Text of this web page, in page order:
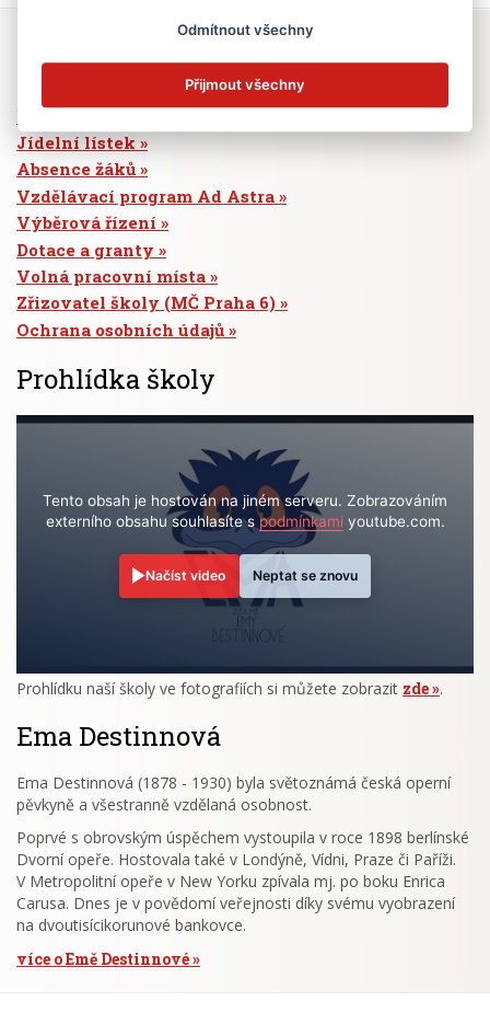
Rychlé odkazy
Elektronická žákovská knížka
Jídelní lístek
Absence žáků
Vzdělávací program Ad Astra
Výběrová řízení
Dotace a granty
Volná pracovní místa
Zřizovatel školy (MČ Praha 6)
Ochrana osobních údajů
Prohlídka školy
Tento obsah je hostován na jiném serveru. Zobrazováním
externího obsahu souhlasíte spodmínkamiyoutube.com.
Načíst video Neptat se znovu
Prohlídku naší školy ve fotografiích si můžete zobrazit zde .
Ema Destinnová
Ema Destinnová (1878 - 1930) byla světoznámá česká operní
pěvkyně a všestranně vzdělaná osobnost.
Poprvé s obrovským úspěchem vystoupila v roce 1898 berlínské
Dvorní opeře. Hostovala také v Londýně, Vídni, Praze či Paříži.
V Metropolitní opeře v New Yorku zpívala mj. po boku Enrica
Carusa. Dnes je v povědomí veřejnosti díky svému vyobrazení
na dvoutisícikorunové bankovce.
více o Emě Destinnové
Odmítnout všechny
Přijmout všechny